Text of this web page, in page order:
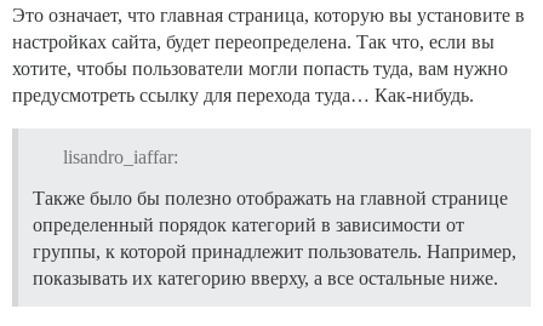
Это означает, что главная страница, которую вы установите в
настройках сайта, будет переопределена. Так что, если вы
хотите, чтобы пользователи могли попасть туда, вам нужно
предусмотреть ссылку для перехода туда… Как-нибудь.
lisandro_iaffar:
Также было бы полезно отображать на главной странице
определенный порядок категорий в зависимости от
группы, к которой принадлежит пользователь. Например,
показывать их категорию вверху, а все остальные ниже.